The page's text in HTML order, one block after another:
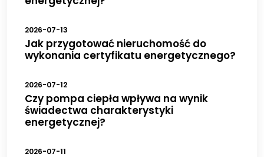
2026-07-13
Jak przygotować nieruchomość do
wykonania certyfikatu energetycznego?
2026-07-12
Czy pompa ciepła wpływa na wynik
świadectwa charakterystyki
energetycznej?
2026-07-11